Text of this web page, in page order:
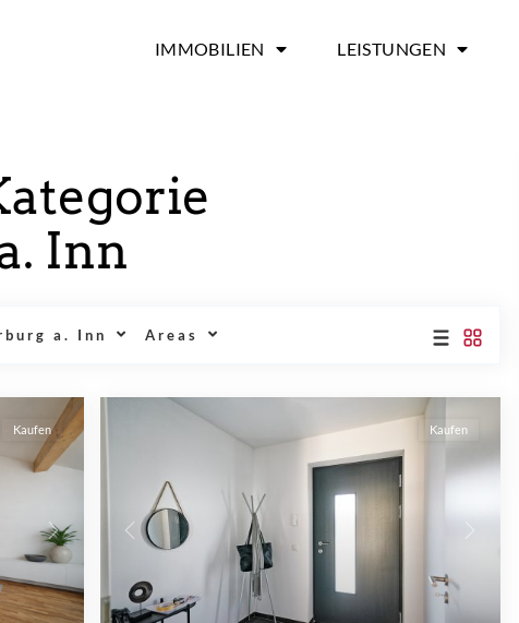
IMMOBILIEN LEISTUNGEN
Inn
a. Inn Areas
Next
Kaufen
Previous
Kaufen